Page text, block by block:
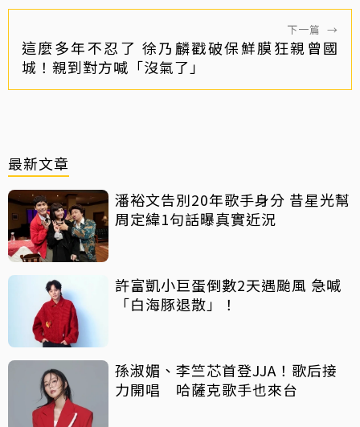
下一篇 →
這麼多年不忍了 徐乃麟戳破保鮮膜狂親曾國
城！親到對方喊「沒氣了」
最新文章
潘裕文告別20年歌手身分 昔星光幫
周定緯1句話曝真實近況
許富凱小巨蛋倒數2天遇颱風 急喊
「白海豚退散」！
孫淑媚、李竺芯首登JJA！歌后接
力開唱 哈薩克歌手也來台